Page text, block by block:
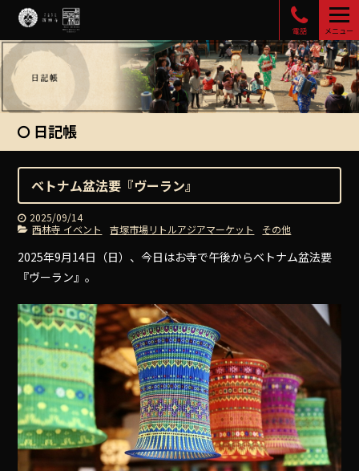
電話 メニュー
日記帳
ベトナム盆法要『ヴーラン』
2025/09/14
西林寺 イベント
吉塚市場リトルアジアマーケット その他
2025年9月14日（日）、今日はお寺で午後からベトナム盆法要
『ヴーラン』。